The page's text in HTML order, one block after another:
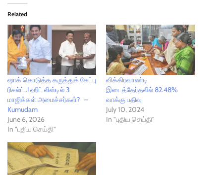
Related
ஷாக் கொடுத்த கருத்துக் கேட்பு
ரிசல்ட்..! ஹிட் லிஸ்டில் 3
மாஜிக்கள் அமைச்சர்கள்? –
Kumudam
June 6, 2026
In "புதிய செய்தி"
விக்கிரவாண்டி
இடைத்தேர்தலில் 82.48%
வாக்கு பதிவு
July 10, 2024
In "புதிய செய்தி"